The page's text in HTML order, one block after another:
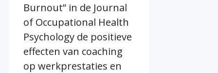
Burnout” in de Journal
of Occupational Health
Psychology de positieve
effecten van coaching
op werkprestaties en